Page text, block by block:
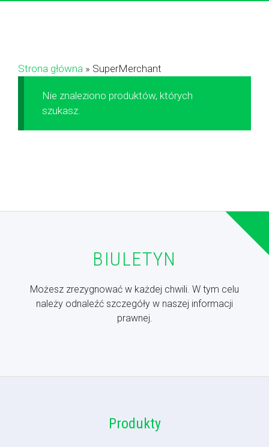
Strona główna » SuperMerchant
Nie znaleziono produktów, których
szukasz.
BIULETYN
Możesz zrezygnować w każdej chwili. W tym celu
należy odnaleźć szczegóły w naszej informacji
prawnej.
Produkty